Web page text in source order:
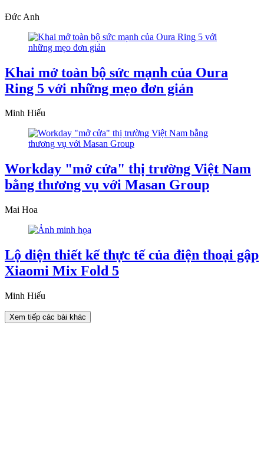
Đức Anh
Khai mở toàn bộ sức mạnh của Oura
Ring 5 với những mẹo đơn giản
Minh Hiếu
Workday "mở cửa" thị trường Việt Nam
bằng thương vụ với Masan Group
Mai Hoa
Lộ diện thiết kế thực tế của điện thoại gập
Xiaomi Mix Fold 5
Minh Hiếu
Xem tiếp các bài khác